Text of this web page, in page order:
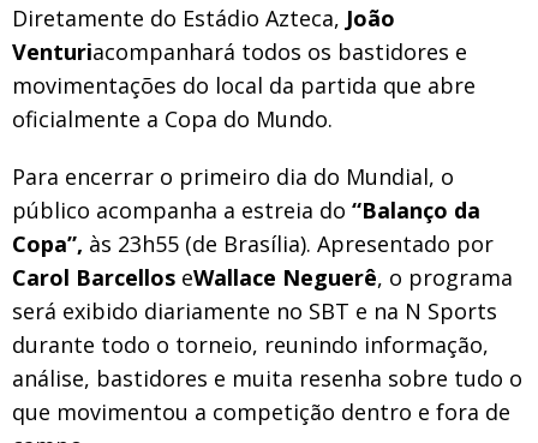
Diretamente do Estádio Azteca, João
Venturiacompanhará todos os bastidores e
movimentações do local da partida que abre
oficialmente a Copa do Mundo.
Para encerrar o primeiro dia do Mundial, o
público acompanha a estreia do “Balanço da
Copa”, às 23h55 (de Brasília). Apresentado por
Carol Barcellos eWallace Neguerê, o programa
será exibido diariamente no SBT e na N Sports
durante todo o torneio, reunindo informação,
análise, bastidores e muita resenha sobre tudo o
que movimentou a competição dentro e fora de